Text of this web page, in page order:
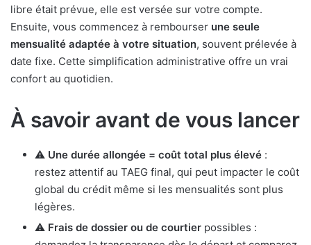
libre était prévue, elle est versée sur votre compte.
Ensuite, vous commencez à rembourser une seule
mensualité adaptée à votre situation, souvent prélevée à
date fixe. Cette simplification administrative offre un vrai
confort au quotidien.
À savoir avant de vous lancer
⚠️ Une durée allongée = coût total plus élevé :
restez attentif au TAEG final, qui peut impacter le coût
global du crédit même si les mensualités sont plus
légères.
⚠️ Frais de dossier ou de courtier possibles :